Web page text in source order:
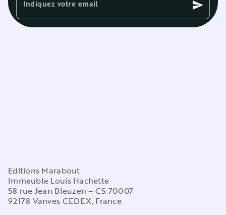
Indiquez votre email send
Editions Marabout
Immeuble Louis Hachette
58 rue Jean Bleuzen – CS 70007
92178 Vanves CEDEX, France